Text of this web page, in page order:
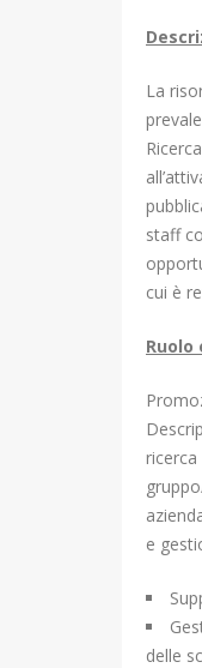
La
staff
cui è
Ruolo
e
delle